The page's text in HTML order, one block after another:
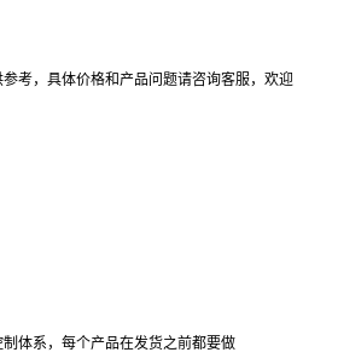
考，具体价格和产品问题请咨询客服，欢迎
体系，每个产品在发货之前都要做